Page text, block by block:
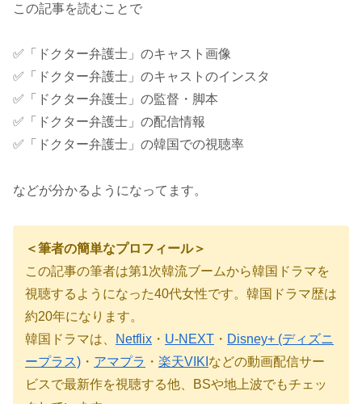
この記事を読むことで
✅「ドクター弁護士」のキャスト画像
✅「ドクター弁護士」のキャストのインスタ
✅「ドクター弁護士」の監督・脚本
✅「ドクター弁護士」の配信情報
✅「ドクター弁護士」の韓国での視聴率
などが分かるようになってます。
＜筆者の簡単なプロフィール＞
この記事の筆者は第1次韓流ブームから韓国ドラマを
視聴するようになった40代女性です。韓国ドラマ歴は
約20年になります。
韓国ドラマは、
Netflix ・ U-NEXT ・ Disney+ (ディズニ
ープラス) ・ アマプラ ・ 楽天VIKI などの動画配信サー
ビスで最新作を視聴する他、BSや地上波でもチェッ